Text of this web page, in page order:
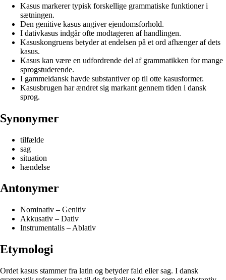
Kasus markerer typisk forskellige grammatiske funktioner i
sætningen.
Den genitive kasus angiver ejendomsforhold.
I dativkasus indgår ofte modtageren af handlingen.
Kasuskongruens betyder at endelsen på et ord afhænger af dets
kasus.
Kasus kan være en udfordrende del af grammatikken for mange
sprogstuderende.
I gammeldansk havde substantiver op til otte kasusformer.
Kasusbrugen har ændret sig markant gennem tiden i dansk
sprog.
Synonymer
tilfælde
sag
situation
hændelse
Antonymer
Nominativ – Genitiv
Akkusativ – Dativ
Instrumentalis – Ablativ
Etymologi
Ordet kasus stammer fra latin og betyder fald eller sag. I dansk